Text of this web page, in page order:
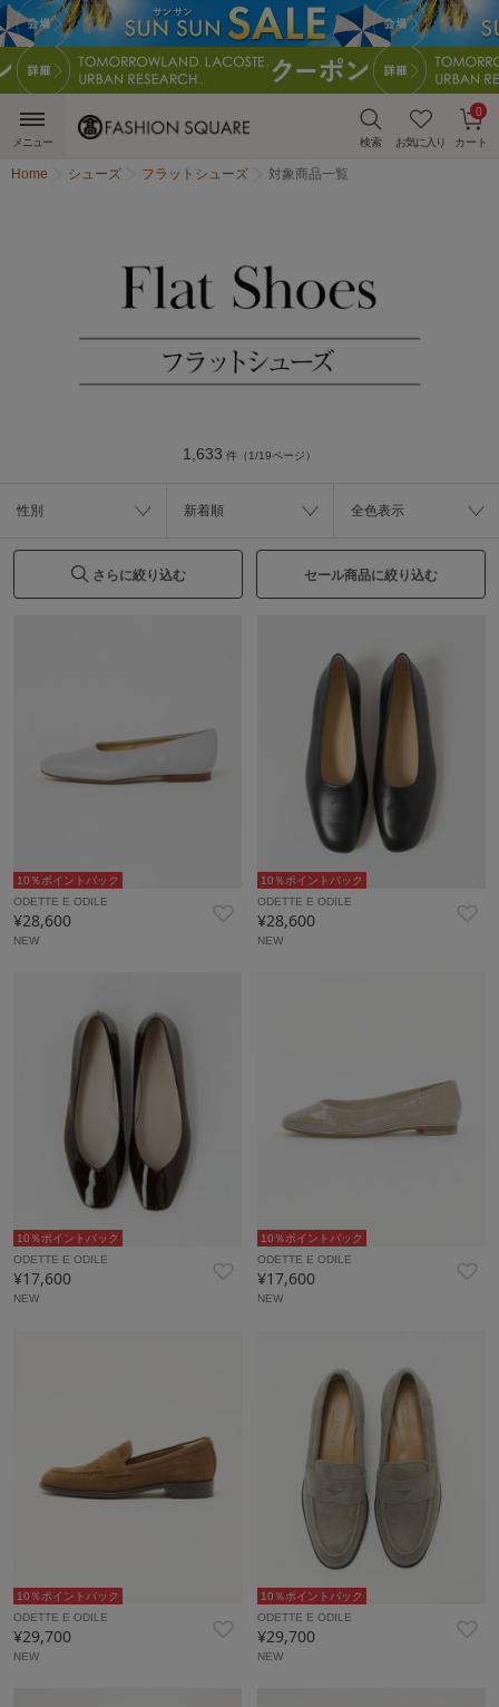
検索 お気に入り カート
0
メニュー
Home シューズ フラットシューズ 対象商品一覧
1,633 件（1/19ページ）
性別 新着順 全色表示
さらに絞り込む セール商品に絞り込む
10％ポイントバック
ODETTE E ODILE
¥28,600
NEW
10％ポイントバック
ODETTE E ODILE
¥28,600
NEW
10％ポイントバック
ODETTE E ODILE
¥17,600
NEW
10％ポイントバック
ODETTE E ODILE
¥17,600
NEW
10％ポイントバック
ODETTE E ODILE
¥29,700
NEW
10％ポイントバック
ODETTE E ODILE
¥29,700
NEW